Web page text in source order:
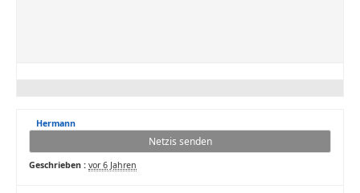
Hermann
Netzis senden
Geschrieben : vor 6 Jahren